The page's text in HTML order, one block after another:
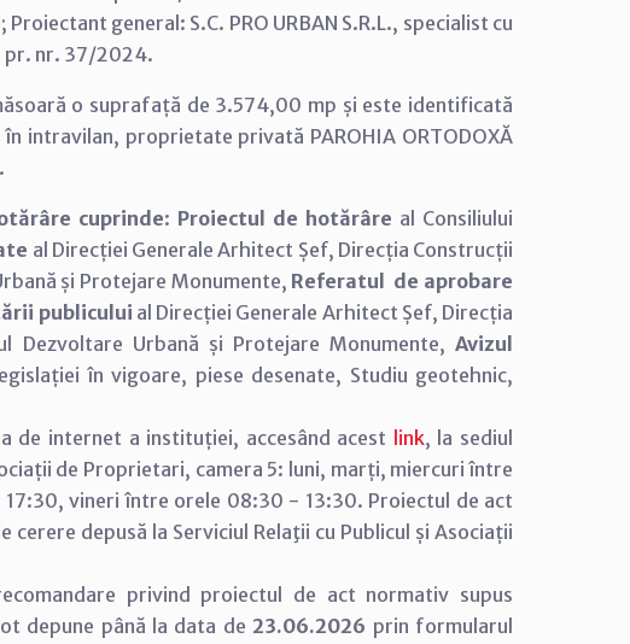
general: S.C. PRO URBAN S.R.L., specialist cu
pr. nr. 37/2024.
o suprafață de 3.574,00 mp și este identificată
intravilan, proprietate privată PAROHIA ORTODOXĂ
cuprinde: Proiectul de hotărâre al Consiliului
al Direcției Generale Arhitect Șef, Direcția Construcții
și Protejare Monumente, Referatul de aprobare
publicului al Direcției Generale Arhitect Șef, Direcția
Dezvoltare Urbană și Protejare Monumente, Avizul
în vigoare, piese desenate, Studiu geotehnic,
de internet a instituției, accesând acest link, la sediul
de Proprietari, camera 5: luni, marți, miercuri între
vineri între orele 08:30 - 13:30. Proiectul de act
depusă la Serviciul Relaţii cu Publicul și Asociații
privind proiectul de act normativ supus
depune până la data de23.06.2026 prin formularul